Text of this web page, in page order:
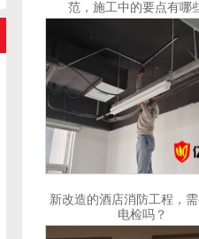
范，施工中的要点有哪
新改造的酒店消防工程，
电检吗？